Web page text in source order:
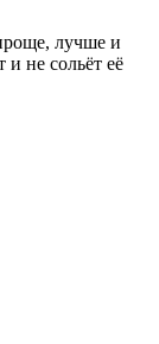
лучше и
и не сольёт её